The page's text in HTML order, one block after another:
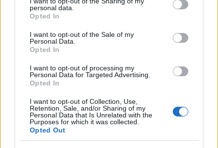
grant or deny consent to Google and its third-party tags to
use your data for below specified purposes in below Google
consent section.
personal data.
Opted In
I want to opt-out of the Sale of my
Personal Data.
Opted In
I want to opt-out of processing my
Personal Data for Targeted Advertising.
Opted In
I want to opt-out of Collection, Use,
Retention, Sale, and/or Sharing of my
Personal Data that Is Unrelated with the
Purposes for which it was collected.
Opted Out
PUNKT
Nincs megjeleníthető elem